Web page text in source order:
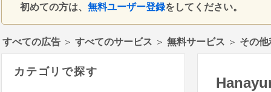
初めての方は、 無料ユーザー登録をしてください。
すべての広告 ＞ すべてのサービス ＞ 無料サービス ＞ その他
カテゴリで探す